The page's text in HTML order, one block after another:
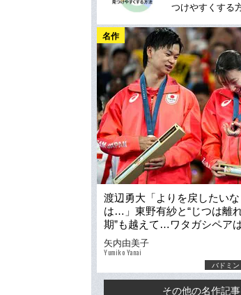
つけやすくする
名作
渡辺勇大「よりを戻したい
は…」東野有紗と“じつは離
期”も越えて…ワタガシペア
バド界の歴史を変えたのか
矢内由美子
Yumiko Yanai
バドミン
その他の名作記事